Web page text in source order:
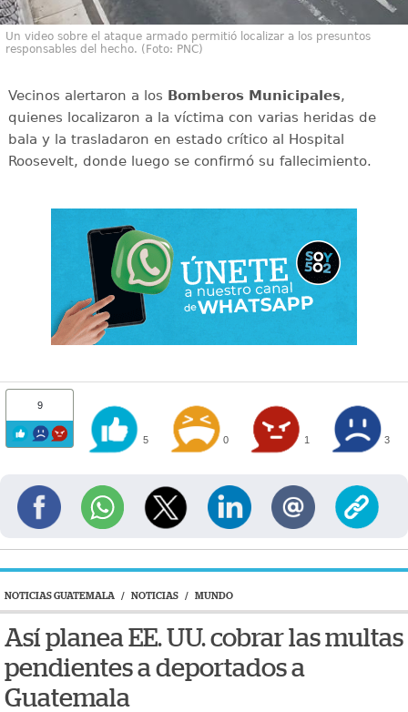
Un video sobre el ataque armado permitió localizar a los presuntos
responsables del hecho. (Foto: PNC)
Vecinos alertaron a los Bomberos Municipales,
quienes localizaron a la víctima con varias heridas de
bala y la trasladaron en estado crítico al Hospital
Roosevelt, donde luego se confirmó su fallecimiento.
9
5 0 1 3
NOTICIAS GUATEMALA / NOTICIAS / MUNDO
Así planea EE. UU. cobrar las multas
pendientes a deportados a
Guatemala